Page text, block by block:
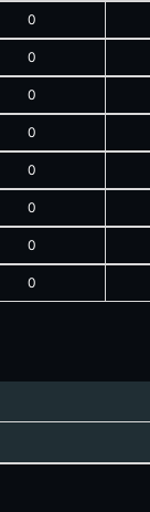
0
0
0
0
0
0
0
0